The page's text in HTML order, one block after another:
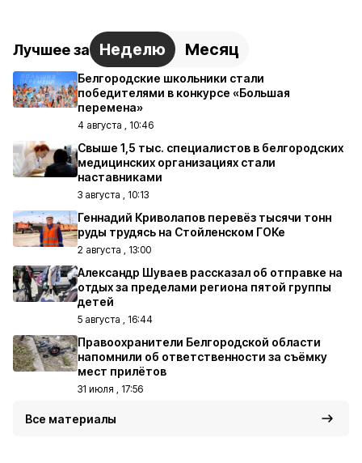
Лучшее за Неделю Месяц
Белгородские школьники стали
победителями в конкурсе «Большая
перемена»
4 августа , 10:46
Свыше 1,5 тыс. специалистов в белгородских
медицинских организациях стали
наставниками
3 августа , 10:13
Геннадий Криволапов перевёз тысячи тонн
руды трудясь на Стойленском ГОКе
2 августа , 13:00
Александр Шуваев рассказал об отправке на
отдых за пределами региона пятой группы
детей
5 августа , 16:44
Правоохранители Белгородской области
напомнили об ответственности за съёмку
мест прилётов
31 июля , 17:56
Все материалы